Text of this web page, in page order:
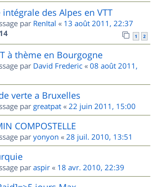
intégrale des Alpes en VTT
par RenItal « 13 août 2011, 22:37
14 1 2
à thème en Bourgogne
par David Frederic « 08 août 2011,
verte a Bruxelles
par greatpat « 22 juin 2011, 15:00
COMPOSTELLE
par yonyon « 28 juil. 2010, 13:51
par aspir « 18 avr. 2010, 22:39